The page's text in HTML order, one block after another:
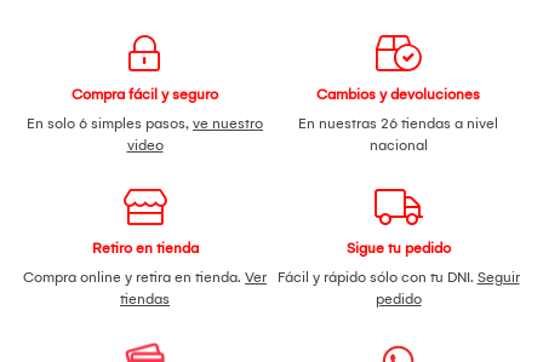
Compra fácil y seguro
En solo 6 simples pasos, ve nuestro
video
Cambios y devoluciones
En nuestras 26 tiendas a nivel
nacional
Retiro en tienda
Compra online y retira en tienda. Ver
tiendas
Sigue tu pedido
Fácil y rápido sólo con tu DNI. Seguir
pedido